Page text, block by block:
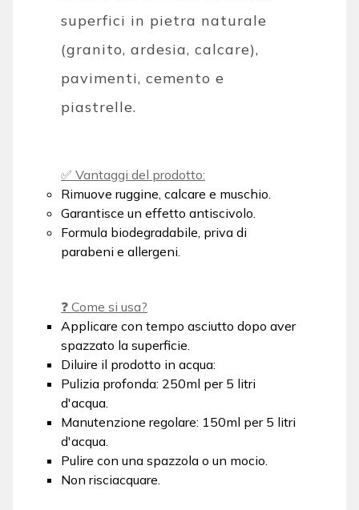
superfici in pietra naturale
(granito, ardesia, calcare),
pavimenti, cemento e
piastrelle.
✅ Vantaggi del prodotto:
Rimuove ruggine, calcare e muschio.
Garantisce un effetto antiscivolo.
Formula biodegradabile, priva di
parabeni e allergeni.
❓ Come si usa?
Applicare con tempo asciutto dopo aver
spazzato la superficie.
Diluire il prodotto in acqua:
Pulizia profonda: 250ml per 5 litri
d'acqua.
Manutenzione regolare: 150ml per 5 litri
d'acqua.
Pulire con una spazzola o un mocio.
Non risciacquare.